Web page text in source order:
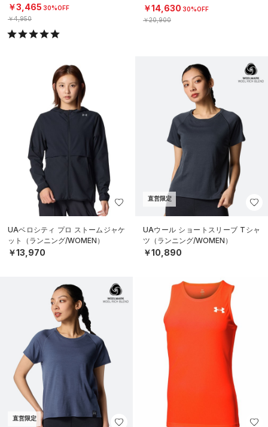
￥3,465 30%OFF
￥4,950
N）
￥14,630 30%OFF
￥20,900
UAベロシティ プロ ストームジャケ
ット（ランニング/WOMEN）
￥13,970
直営限定
UAウール ショートスリーブ Tシャ
ツ（ランニング/WOMEN）
￥10,890
直営限定